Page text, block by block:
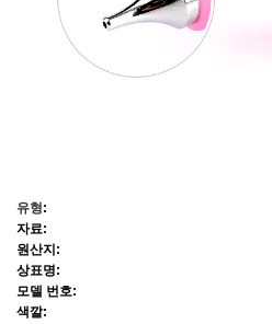
유형:
자료:
원산지 :
상표명:
모델 번호:
색깔: